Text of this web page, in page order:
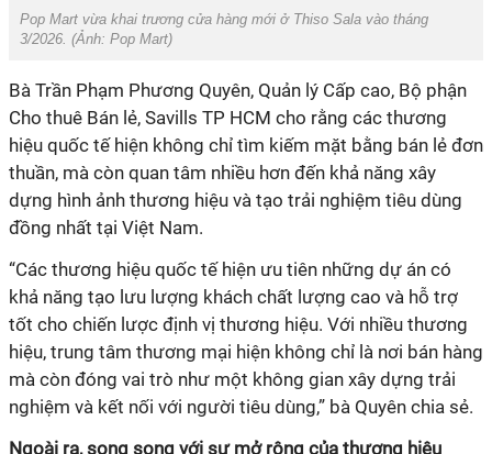
Pop Mart vừa khai trương cửa hàng mới ở Thiso Sala vào tháng
3/2026. (Ảnh: Pop Mart)
Bà Trần Phạm Phương Quyên, Quản lý Cấp cao, Bộ phận
Cho thuê Bán lẻ, Savills TP HCM cho rằng các thương
hiệu quốc tế hiện không chỉ tìm kiếm mặt bằng bán lẻ đơn
thuần, mà còn quan tâm nhiều hơn đến khả năng xây
dựng hình ảnh thương hiệu và tạo trải nghiệm tiêu dùng
đồng nhất tại Việt Nam.
“Các thương hiệu quốc tế hiện ưu tiên những dự án có
khả năng tạo lưu lượng khách chất lượng cao và hỗ trợ
tốt cho chiến lược định vị thương hiệu. Với nhiều thương
hiệu, trung tâm thương mại hiện không chỉ là nơi bán hàng
mà còn đóng vai trò như một không gian xây dựng trải
nghiệm và kết nối với người tiêu dùng,” bà Quyên chia sẻ.
Ngoài ra, song song với sự mở rộng của thương hiệu